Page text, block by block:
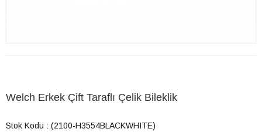
Welch Erkek Çift Taraflı Çelik Bileklik
Stok Kodu (2100-H3554BLACKWHITE)